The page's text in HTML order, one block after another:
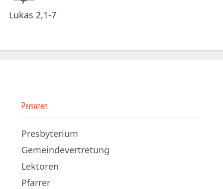
Lukas 2,1-7
Personen
Presbyterium
Gemeindevertretung
Lektoren
Pfarrer